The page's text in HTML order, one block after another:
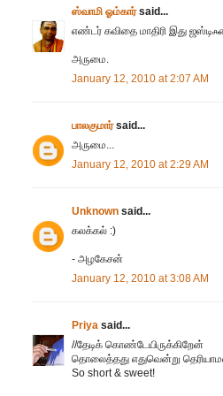
ஸ்வாமி ஓம்கார்said...
எண்டர் கவிதை மாதிரி இது
அருமை.
January 12, 2010 at 2:07 AM
பாலகுமார்said...
அருமை...
January 12, 2010 at 2:29 AM
Unknown said...
கலக்கல் :)
- அழகேசன்
January 12, 2010 at 3:08 AM
Priya said...
//தேடிக் கொண்டேயிருக்கிறேன்
தொலைத்தது எதுவென்று
So short & sweet!